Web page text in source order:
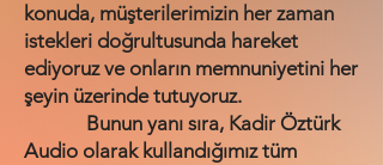
konuda, müşterilerimizin her zaman
istekleri doğrultusunda hareket
ediyoruz ve onların memnuniyetini her
şeyin üzerinde tutuyoruz.
Bunun yanı sıra, Kadir Öztürk
Audio olarak kullandığımız tüm